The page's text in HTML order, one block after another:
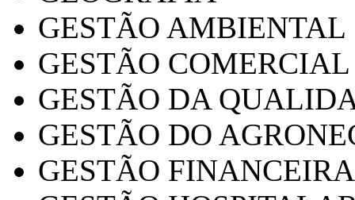
GESTÃO AMBIENTAL
GESTÃO COMERCIAL
GESTÃO DA
GESTÃO DO
GESTÃO FINANCEIRA